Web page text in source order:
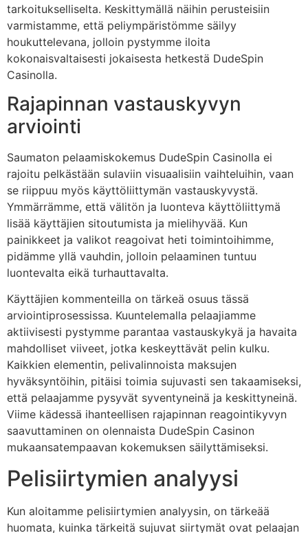
tarkoitukselliselta. Keskittymällä näihin perusteisiin
varmistamme, että peliympäristömme säilyy
houkuttelevana, jolloin pystymme iloita
kokonaisvaltaisesti jokaisesta hetkestä DudeSpin
Casinolla.
Rajapinnan vastauskyvyn
arviointi
Saumaton pelaamiskokemus DudeSpin Casinolla ei
rajoitu pelkästään sulaviin visuaalisiin vaihteluihin, vaan
se riippuu myös käyttöliittymän vastauskyvystä.
Ymmärrämme, että välitön ja luonteva käyttöliittymä
lisää käyttäjien sitoutumista ja mielihyvää. Kun
painikkeet ja valikot reagoivat heti toimintoihimme,
pidämme yllä vauhdin, jolloin pelaaminen tuntuu
luontevalta eikä turhauttavalta.
Käyttäjien kommenteilla on tärkeä osuus tässä
arviointiprosessissa. Kuuntelemalla pelaajiamme
aktiivisesti pystymme parantaa vastauskykyä ja havaita
mahdolliset viiveet, jotka keskeyttävät pelin kulku.
Kaikkien elementin, pelivalinnoista maksujen
hyväksyntöihin, pitäisi toimia sujuvasti sen takaamiseksi,
että pelaajamme pysyvät syventyneinä ja keskittyneinä.
Viime kädessä ihanteellisen rajapinnan reagointikyvyn
saavuttaminen on olennaista DudeSpin Casinon
mukaansatempaavan kokemuksen säilyttämiseksi.
Pelisiirtymien analyysi
Kun aloitamme pelisiirtymien analyysin, on tärkeää
huomata, kuinka tärkeitä sujuvat siirtymät ovat pelaajan